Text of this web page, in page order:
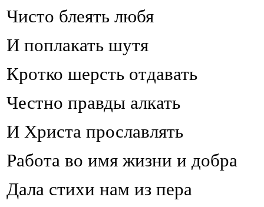
Чисто блеять любя
И поплакать шутя
Кротко шерсть отдавать
Честно правды алкать
И Христа прославлять
Работа во имя жизни и добра
Дала стихи нам из пера